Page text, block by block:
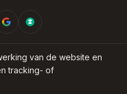
—Bij Koen & Marijke
van de website en
tracking- of